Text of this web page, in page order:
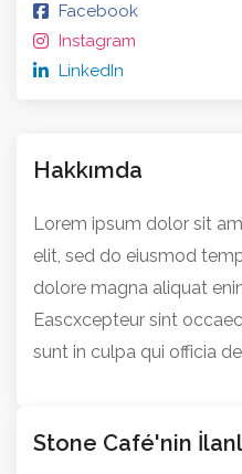
Facebook
Instagram
LinkedIn
Hakkımda
Lorem ipsum dolor sit
elit, sed do eiusmod
dolore magna aliquat
Eascxcepteur sint
sunt in culpa qui officia
Stone Café'nin